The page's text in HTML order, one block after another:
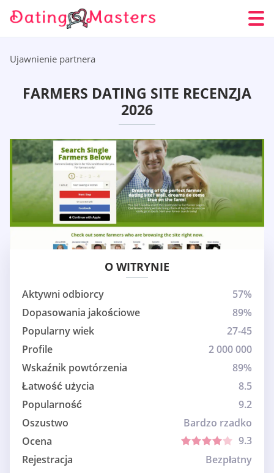
Ujawnienie partnera
FARMERS DATING SITE RECENZJA
2026
O WITRYNIE
Aktywni odbiorcy
57%
Dopasowania jakościowe
89%
Popularny wiek
27-45
Profile
2 000 000
Wskaźnik powtórzenia
89%
Łatwość użycia
8.5
Popularność
9.2
Oszustwo
Bardzo rzadko
Ocena
9.3
Rejestracja
Bezpłatny